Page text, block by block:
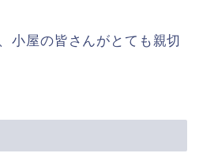
小屋の皆さんがとても親切